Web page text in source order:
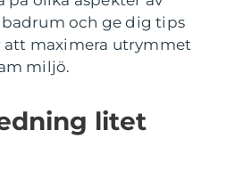
och ge dig tips
att maximera utrymmet
miljö.
litet